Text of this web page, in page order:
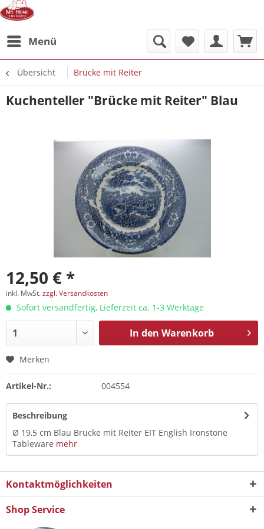
Menü
Übersicht Brücke mit Reiter
Kuchenteller "Brücke mit Reiter" Blau
12,50 € *
inkl. MwSt.zzgl. Versandkosten
Sofort versandfertig, Lieferzeit ca. 1-3 Werktage
In den Warenkorb
Merken
Artikel-Nr.: 004554
Beschreibung
Ø 19,5 cm Blau Brücke mit Reiter EIT English Ironstone
Tableware mehr
Kontaktmöglichkeiten
Shop Service